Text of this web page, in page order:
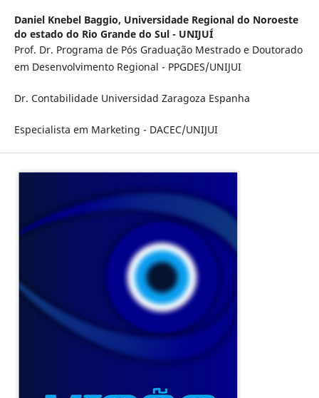
Daniel Knebel Baggio, Universidade Regional do Noroeste
do estado do Rio Grande do Sul - UNIJUÍ
Prof. Dr. Programa de Pós Graduação Mestrado e Doutorado
em Desenvolvimento Regional - PPGDES/UNIJUI
Dr. Contabilidade Universidad Zaragoza Espanha
Especialista em Marketing - DACEC/UNIJUI